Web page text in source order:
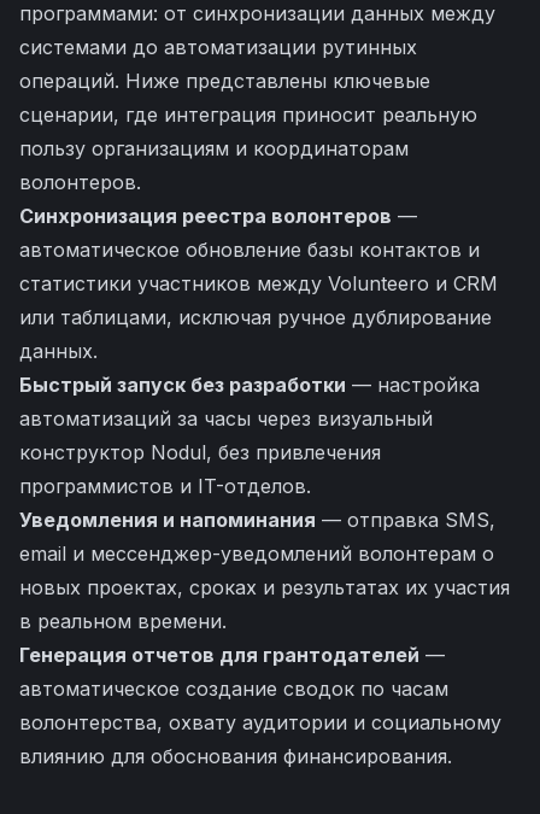
программами: от синхронизации данных между
системами до автоматизации рутинных
операций. Ниже представлены ключевые
сценарии, где интеграция приносит реальную
пользу организациям и координаторам
волонтеров.
Синхронизация реестра волонтеров —
автоматическое обновление базы контактов и
статистики участников между Volunteero и CRM
или таблицами, исключая ручное дублирование
данных.
Быстрый запуск без разработки — настройка
автоматизаций за часы через визуальный
конструктор Nodul, без привлечения
программистов и IT-отделов.
Уведомления и напоминания — отправка SMS,
email и мессенджер-уведомлений волонтерам о
новых проектах, сроках и результатах их участия
в реальном времени.
Генерация отчетов для грантодателей —
автоматическое создание сводок по часам
волонтерства, охвату аудитории и социальному
влиянию для обоснования финансирования.